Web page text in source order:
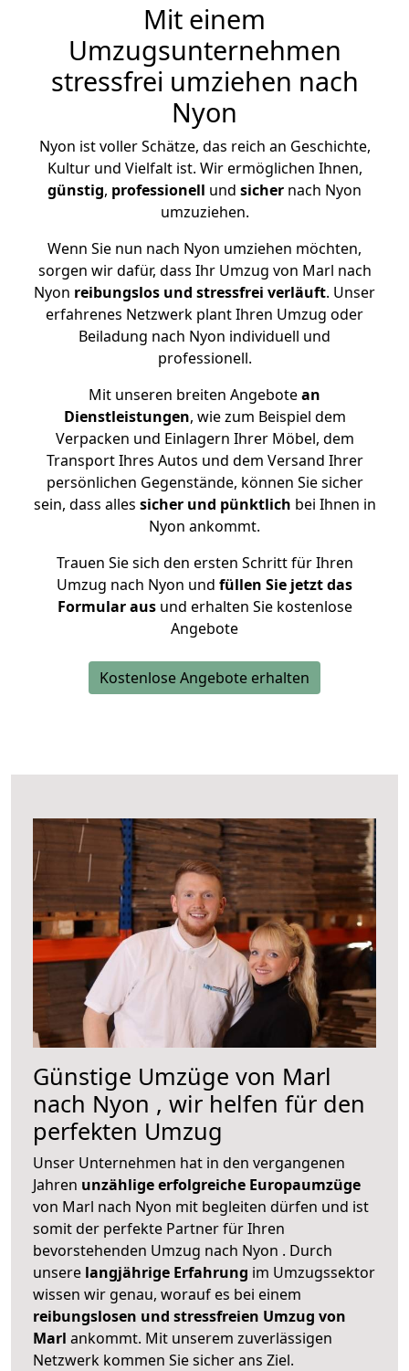
Mit einem
Umzugsunternehmen
stressfrei umziehen nach
Nyon
Nyon ist voller Schätze, das reich an Geschichte,
Kultur und Vielfalt ist. Wir ermöglichen Ihnen,
günstig, professionell und sicher nach Nyon
umzuziehen.
Wenn Sie nun nach Nyon umziehen möchten,
sorgen wir dafür, dass Ihr Umzug von Marl nach
Nyon reibungslos und stressfrei verläuft. Unser
erfahrenes Netzwerk plant Ihren Umzug oder
Beiladung nach Nyon individuell und
professionell.
Mit unseren breiten Angebotean
Dienstleistungen, wie zum Beispiel dem
Verpacken und Einlagern Ihrer Möbel, dem
Transport Ihres Autos und dem Versand Ihrer
persönlichen Gegenstände, können Sie sicher
sein, dass alles sicher und pünktlich bei Ihnen in
Nyon ankommt.
Trauen Sie sich den ersten Schritt für Ihren
Umzug nach Nyon und füllen Sie jetzt das
Formular ausund erhalten Sie kostenlose
Angebote
Kostenlose Angebote erhalten
Günstige Umzüge von Marl
nach Nyon , wir helfen für den
perfekten Umzug
Unser Unternehmen hat in den vergangenen
Jahren unzählige erfolgreiche Europaumzüge
von Marl nach Nyon mit begleiten dürfen und ist
somit der perfekte Partner für Ihren
bevorstehenden Umzug nach Nyon . Durch
unsere langjährige Erfahrung im Umzugssektor
wissen wir genau, worauf es bei einem
reibungslosen und stressfreien Umzug von
Marl ankommt. Mit unserem zuverlässigen
Netzwerk kommen Sie sicher ans Ziel.